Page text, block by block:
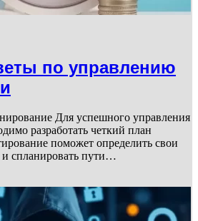
по управлению
Для успешного управления
разработать четкий план
поможет определить свои
спланировать пути…